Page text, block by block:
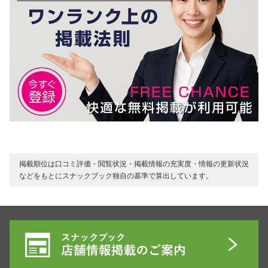
掲載順位は口コミ評価・閲覧状況・掲載情報の充実度・情報の更新状況
などをもとにスナックブック独自の基準で算出しています。